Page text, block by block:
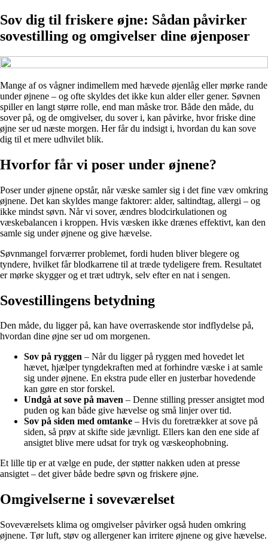
Sov dig til friskere øjne: Sådan påvirker
sovestilling og omgivelser dine øjenposer
Mange af os vågner indimellem med hævede øjenlåg eller mørke rande
under øjnene – og ofte skyldes det ikke kun alder eller gener. Søvnen
spiller en langt større rolle, end man måske tror. Både den måde, du
sover på, og de omgivelser, du sover i, kan påvirke, hvor friske dine
øjne ser ud næste morgen. Her får du indsigt i, hvordan du kan sove
dig til et mere udhvilet blik.
Hvorfor får vi poser under øjnene?
Poser under øjnene opstår, når væske samler sig i det fine væv omkring
øjnene. Det kan skyldes mange faktorer: alder, saltindtag, allergi – og
ikke mindst søvn. Når vi sover, ændres blodcirkulationen og
væskebalancen i kroppen. Hvis væsken ikke drænes effektivt, kan den
samle sig under øjnene og give hævelse.
Søvnmangel forværrer problemet, fordi huden bliver blegere og
tyndere, hvilket får blodkarrene til at træde tydeligere frem. Resultatet
er mørke skygger og et træt udtryk, selv efter en nat i sengen.
Sovestillingens betydning
Den måde, du ligger på, kan have overraskende stor indflydelse på,
hvordan dine øjne ser ud om morgenen.
Sov på ryggen – Når du ligger på ryggen med hovedet let
hævet, hjælper tyngdekraften med at forhindre væske i at samle
sig under øjnene. En ekstra pude eller en justerbar hovedende
kan gøre en stor forskel.
Undgå at sove på maven – Denne stilling presser ansigtet mod
puden og kan både give hævelse og små linjer over tid.
Sov på siden med omtanke – Hvis du foretrækker at sove på
siden, så prøv at skifte side jævnligt. Ellers kan den ene side af
ansigtet blive mere udsat for tryk og væskeophobning.
Et lille tip er at vælge en pude, der støtter nakken uden at presse
ansigtet – det giver både bedre søvn og friskere øjne.
Omgivelserne i soveværelset
Soveværelsets klima og omgivelser påvirker også huden omkring
øjnene. Tør luft, støv og allergener kan irritere øjnene og give hævelse.